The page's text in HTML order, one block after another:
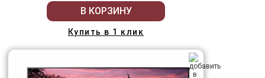
В КОРЗИНУ
Купить в 1 клик